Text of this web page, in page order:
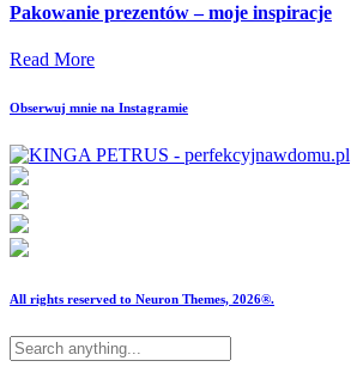
Pakowanie prezentów – moje inspiracje
Read More
Obserwuj mnie na Instagramie
All rights reserved to Neuron Themes, 2026®.